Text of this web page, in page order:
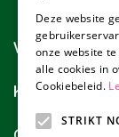
Wie zijn wij?
Klanten
Deze website
onze website
alle cookies in
Cookiebeleid.
STRIKT